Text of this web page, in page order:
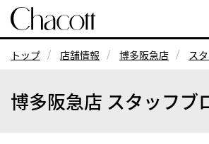
トップ 店舗情報 博多阪急店 ス
博多阪急店 スタッフブ